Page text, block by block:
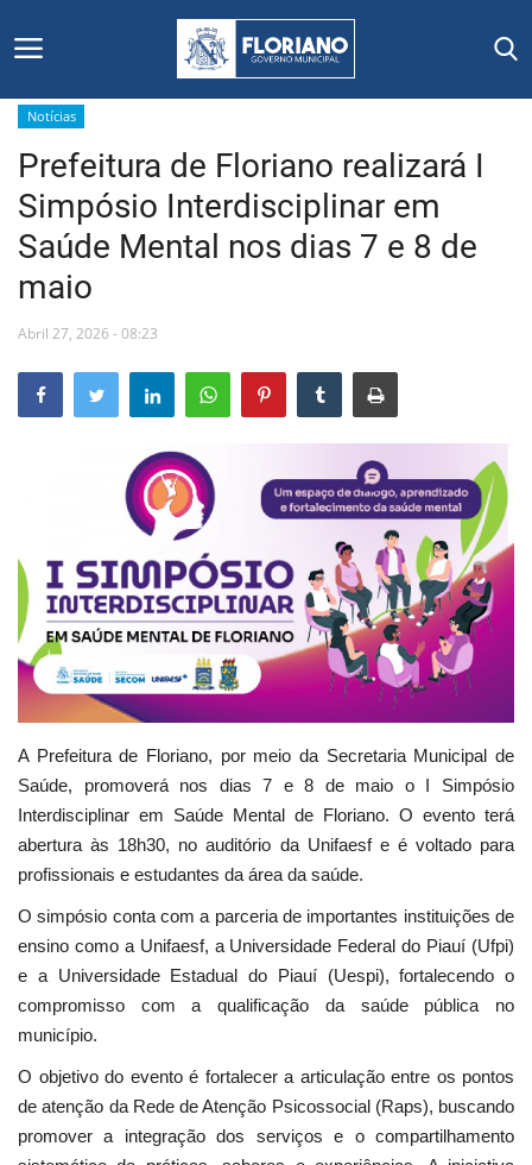
Início
Editais
Floriano
Secretarias e Órgãos
Mural de Licitações
Webmail
Contato
Notícias
Prefeitura de Floriano realizará I
Simpósio Interdisciplinar em
Saúde Mental nos dias 7 e 8 de
maio
Abril 27, 2026 - 08:23
A Prefeitura de Floriano, por meio da Secretaria Municipal de
Saúde, promoverá nos dias 7 e 8 de maio o I Simpósio
Interdisciplinar em Saúde Mental de Floriano. O evento terá
abertura às 18h30, no auditório da Unifaesf e é voltado para
profissionais e estudantes da área da saúde.
O simpósio conta com a parceria de importantes instituições de
ensino como a Unifaesf, a Universidade Federal do Piauí (Ufpi)
e a Universidade Estadual do Piauí (Uespi), fortalecendo o
compromisso com a qualificação da saúde pública no
município.
O objetivo do evento é fortalecer a articulação entre os pontos
de atenção da Rede de Atenção Psicossocial (Raps), buscando
promover a integração dos serviços e o compartilhamento